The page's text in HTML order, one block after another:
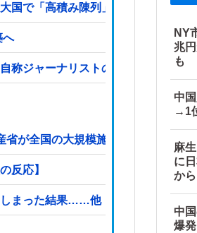
国で「高積み陳列」が心配...IKEAに
へ
称ジャーナリストのやり口という
が全国の大規模施設でガス供給設備
反応】
しまった結果……他
NY
兆
も
中
→1
麻
に
から
中
爆